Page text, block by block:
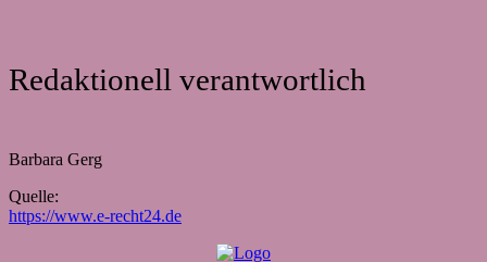
Redaktionell verantwortlich
Barbara Gerg
Quelle:
https://www.e-recht24.de